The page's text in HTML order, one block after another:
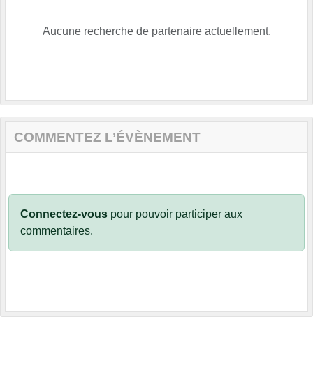
Aucune recherche de partenaire actuellement.
COMMENTEZ L’ÉVÈNEMENT
Connectez-vous pour pouvoir participer aux
commentaires.